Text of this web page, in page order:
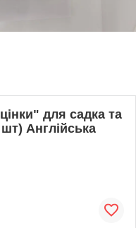
для садка та
Англійська